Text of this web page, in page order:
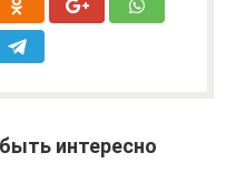
интересно